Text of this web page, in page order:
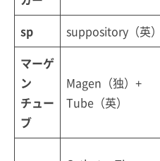
sp
suppository（英）
マーゲ
ン
チュー
ブ
Magen（独）+
Tube（英）